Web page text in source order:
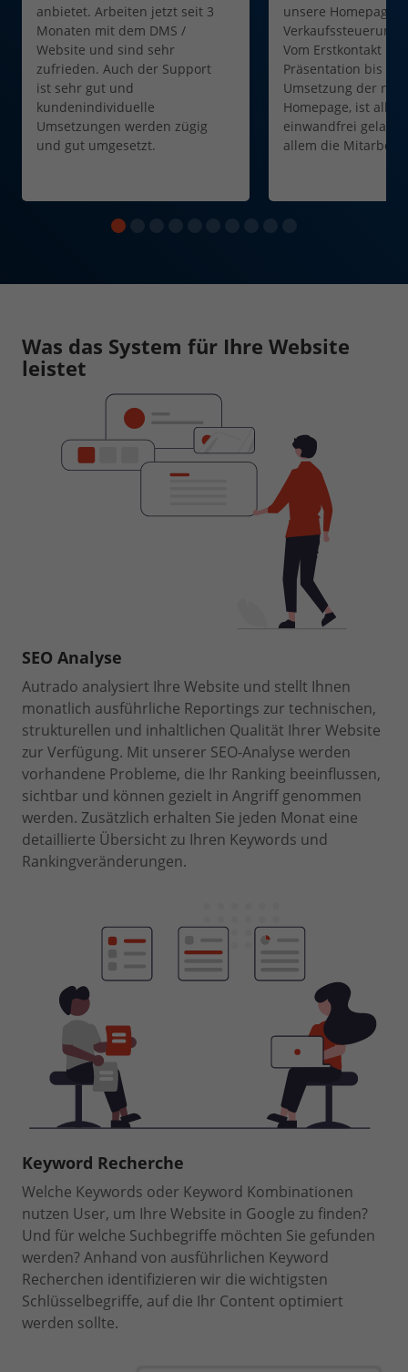
anbietet. Arbeiten jetzt seit 3
Monaten mit dem DMS /
Website und sind sehr
zufrieden. Auch der Support
ist sehr gut und
kundenindividuelle
Umsetzungen werden zügig
und gut umgesetzt.
unsere Homepage
Verkaufssteuerung
Vom Erstkontakt
Präsentation bis
Umsetzung der
Homepage, ist alles
einwandfrei
allem die
Zusammenarbeit
Was das System für Ihre Website
leistet
SEO Analyse
Autrado analysiert Ihre Website und stellt Ihnen
monatlich ausführliche Reportings zur technischen,
strukturellen und inhaltlichen Qualität Ihrer Website
zur Verfügung. Mit unserer SEO-Analyse werden
vorhandene Probleme, die Ihr Ranking beeinflussen,
sichtbar und können gezielt in Angriff genommen
werden. Zusätzlich erhalten Sie jeden Monat eine
detaillierte Übersicht zu Ihren Keywords und
Rankingveränderungen.
Keyword Recherche
Welche Keywords oder Keyword Kombinationen
nutzen User, um Ihre Website in Google zu finden?
Und für welche Suchbegriffe möchten Sie gefunden
werden? Anhand von ausführlichen Keyword
Recherchen identifizieren wir die wichtigsten
Schlüsselbegriffe, auf die Ihr Content optimiert
werden sollte.